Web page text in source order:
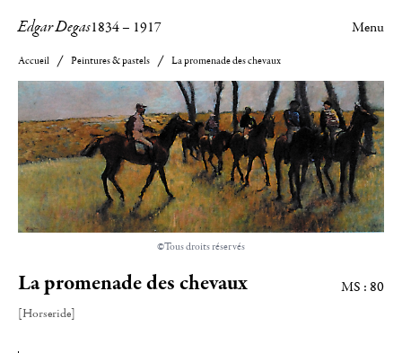
Edgar Degas1834– 1917 Menu
Accueil Peintures & pastels La promenade des chevaux
©Tous droits réservés
La promenade des chevaux
[Horseride]
MS : 80